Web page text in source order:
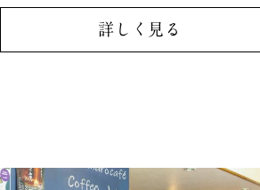
詳しく見る